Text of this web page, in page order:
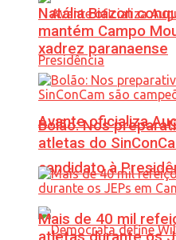
Avante oficializa
candidato à
Natália Biazon
mantém Campo
xadrez paranaense
Bolão: Nos
atletas do
Mais de 40 mil